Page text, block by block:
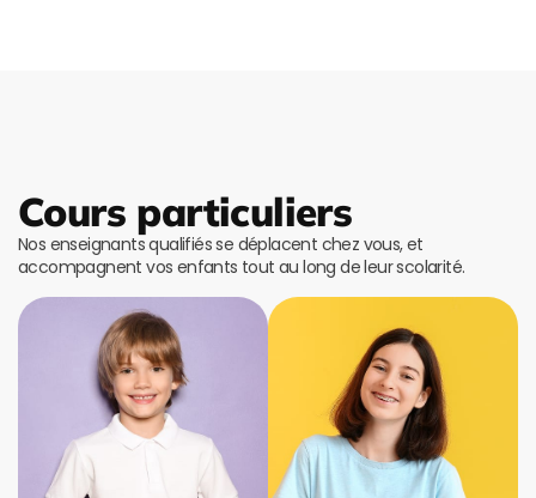
Cours particuliers
Nos enseignants qualifiés se déplacent chez vous, et
accompagnent vos enfants tout au long de leur scolarité.